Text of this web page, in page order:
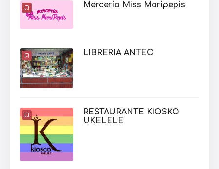
Mercería Miss Maripepis
LIBRERIA ANTEO
RESTAURANTE KIOSKO
UKELELE